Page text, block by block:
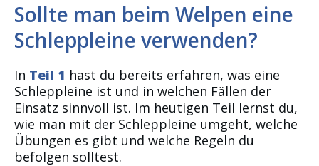
Sollte man beim Welpen eine
Schleppleine verwenden?
In Teil 1 hast du bereits erfahren, was eine
Schleppleine ist und in welchen Fällen der
Einsatz sinnvoll ist. Im heutigen Teil lernst du,
wie man mit der Schleppleine umgeht, welche
Übungen es gibt und welche Regeln du
befolgen solltest.